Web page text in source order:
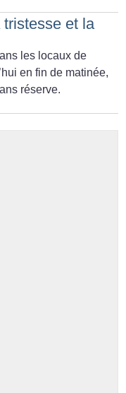
tristesse et la
les locaux de
en fin de matinée,
réserve.